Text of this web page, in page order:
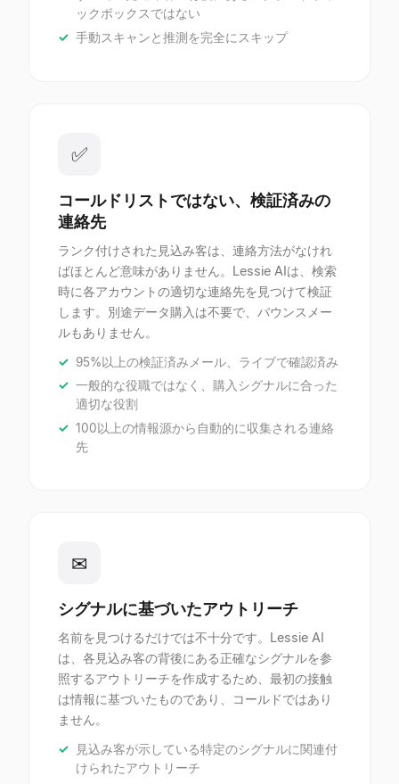
ックボックスではない
手動スキャンと推測を完全にスキップ
✅
コールドリストではない、検証済みの
連絡先
ランク付けされた見込み客は、連絡方法がなけれ
ばほとんど意味がありません。Lessie AIは、検索
時に各アカウントの適切な連絡先を見つけて検証
します。別途データ購入は不要で、バウンスメー
ルもありません。
95%以上の検証済みメール、ライブで確認済み
一般的な役職ではなく、購入シグナルに合った
適切な役割
100以上の情報源から自動的に収集される連絡
先
✉
シグナルに基づいたアウトリーチ
名前を見つけるだけでは不十分です。Lessie AI
は、各見込み客の背後にある正確なシグナルを参
照するアウトリーチを作成するため、最初の接触
は情報に基づいたものであり、コールドではあり
ません。
見込み客が示している特定のシグナルに関連付
けられたアウトリーチ